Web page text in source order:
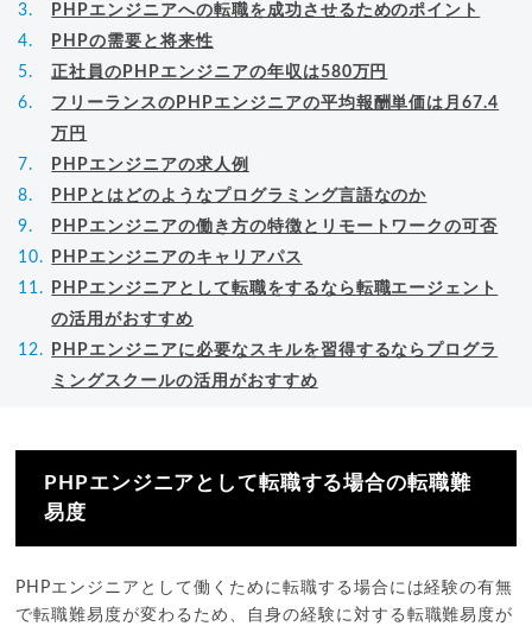
PHPエンジニアへの転職を成功させるためのポイント
PHPの需要と将来性
正社員のPHPエンジニアの年収は580万円
フリーランスのPHPエンジニアの平均報酬単価は月67.4
万円
PHPエンジニアの求人例
PHPとはどのようなプログラミング言語なのか
PHPエンジニアの働き方の特徴とリモートワークの可否
PHPエンジニアのキャリアパス
PHPエンジニアとして転職をするなら転職エージェント
の活用がおすすめ
PHPエンジニアに必要なスキルを習得するならプログラ
ミングスクールの活用がおすすめ
PHPエンジニアとして転職する場合の転職難
易度
PHPエンジニアとして働くために転職する場合には経験の有無
で転職難易度が変わるため、自身の経験に対する転職難易度が